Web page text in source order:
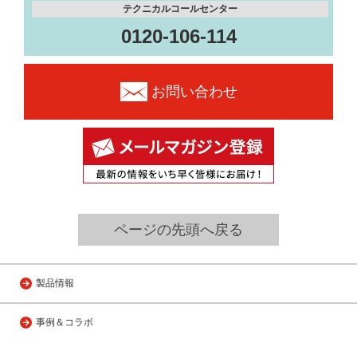
テクニカルコールセンター
0120-106-114
お問い合わせ
ページの先頭へ戻る
製品情報
事例＆コラボ